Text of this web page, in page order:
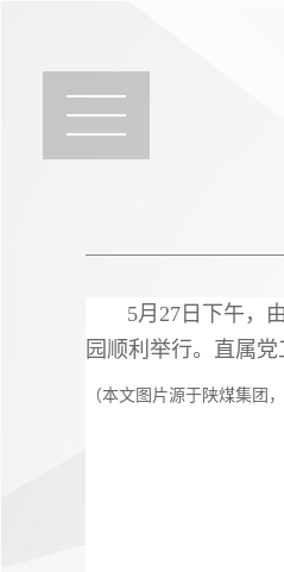
5月27日下午，由
园顺利举行。直属
（本文图片源于陕煤集团